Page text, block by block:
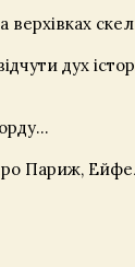
дух
Париж,